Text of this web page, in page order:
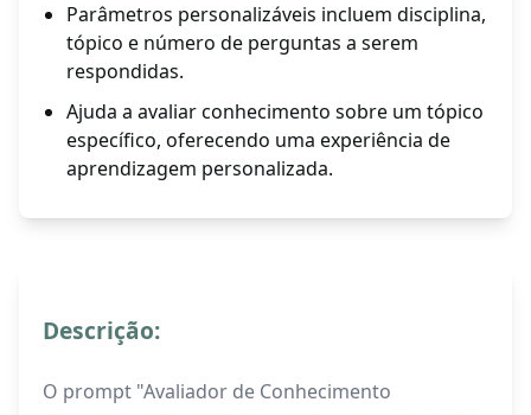
Parâmetros personalizáveis incluem disciplina,
tópico e número de perguntas a serem
respondidas.
Ajuda a avaliar conhecimento sobre um tópico
específico, oferecendo uma experiência de
aprendizagem personalizada.
Descrição:
O prompt "Avaliador de Conhecimento